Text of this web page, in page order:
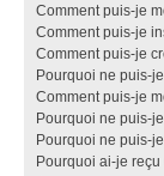
Comment puis-je
Comment puis-je
Comment puis-je
Pourquoi ne puis-
Comment puis-je
Pourquoi ne puis-
Pourquoi ne puis-
Pourquoi ai-je